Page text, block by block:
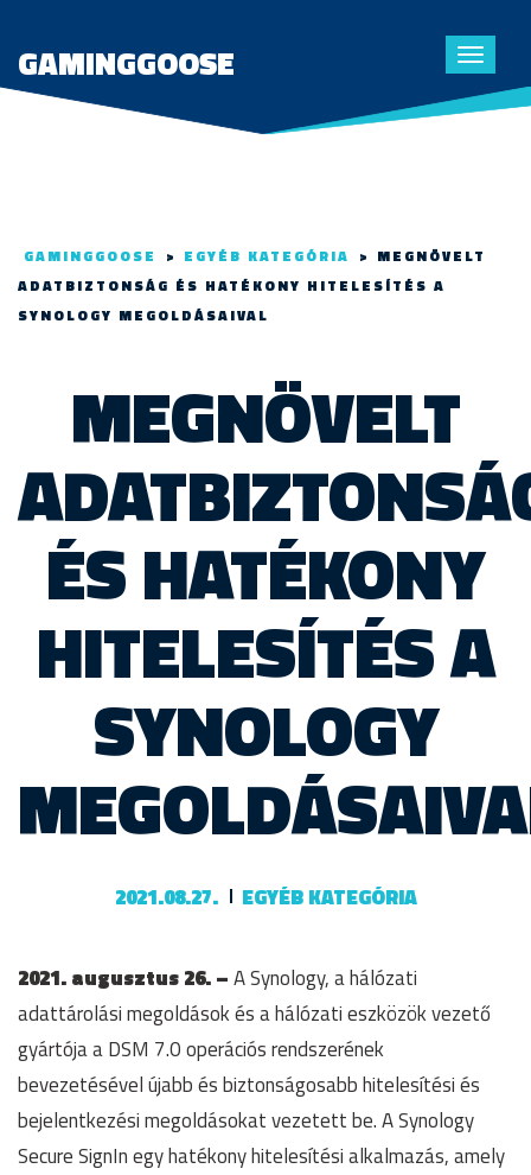
Toggle
GAMINGGOOSE
GAMINGGOOSE > EGYÉB KATEGÓRIA > MEGNÖVELT
ADATBIZTONSÁG ÉS HATÉKONY HITELESÍTÉS A
SYNOLOGY MEGOLDÁSAIVAL
MEGNÖVELT
ÉS HATÉKONY
HITELESÍTÉS A
SYNOLOGY
2021.08.27. EGYÉB KATEGÓRIA
2021. augusztus 26. –A Synology, a hálózati
adattárolási megoldások és a hálózati eszközök vezető
gyártója a DSM 7.0 operációs rendszerének
bevezetésével újabb és biztonságosabb hitelesítési és
bejelentkezési megoldásokat vezetett be. A Synology
Secure SignIn egy hatékony hitelesítési alkalmazás, amely